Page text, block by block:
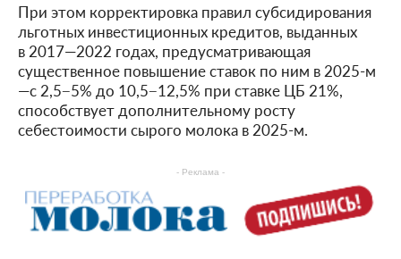
При этом корректировка правил субсидирования
льготных инвестиционных кредитов, выданных
в 2017—2022 годах, предусматривающая
существенное повышение ставок по ним в 2025-м
—с 2,5−5% до 10,5−12,5% при ставке ЦБ 21%,
способствует дополнительному росту
себестоимости сырого молока в 2025-м.
- Реклама -